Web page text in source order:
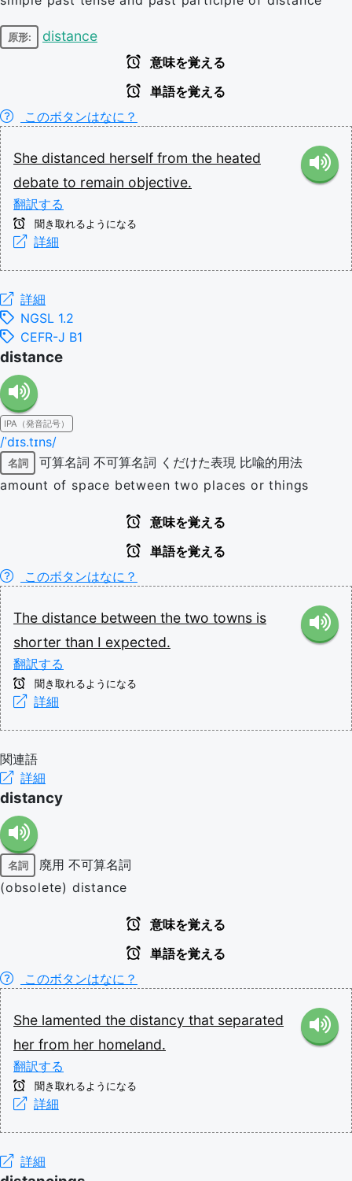
原形: distance
意味を覚える
単語を覚える
このボタンはなに？
She distanced herself from the heated
debate to remain objective.
翻訳する
聞き取れるようになる
詳細
詳細
NGSL 1.2
CEFR-J B1
distance
IPA（発音記号）
/ˈdɪs.tɪns/
名詞 可算名詞 不可算名詞 くだけた表現 比喩的用法
amount of space between two places or things
意味を覚える
単語を覚える
このボタンはなに？
The distance between the two towns is
shorter than I expected.
翻訳する
聞き取れるようになる
詳細
関連語
詳細
distancy
名詞 廃用 不可算名詞
(obsolete) distance
意味を覚える
単語を覚える
このボタンはなに？
She lamented the distancy that separated
her from her homeland.
翻訳する
聞き取れるようになる
詳細
詳細